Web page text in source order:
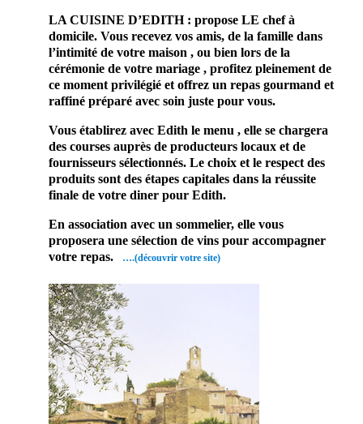
LA CUISINE D’EDITH : propose LE chef à
domicile. Vous recevez vos amis, de la famille dans
l’intimité de votre maison , ou bien lors de la
cérémonie de votre mariage , profitez pleinement de
ce moment privilégié et offrez un repas gourmand et
raffiné préparé avec soin juste pour vous.
Vous établirez avec Edith le menu , elle se chargera
des courses auprès de producteurs locaux et de
fournisseurs sélectionnés. Le choix et le respect des
produits sont des étapes capitales dans la réussite
finale de votre diner pour Edith.
En association avec un sommelier, elle vous
proposera une sélection de vins pour accompagner
votre repas.
….(découvrir votre site)